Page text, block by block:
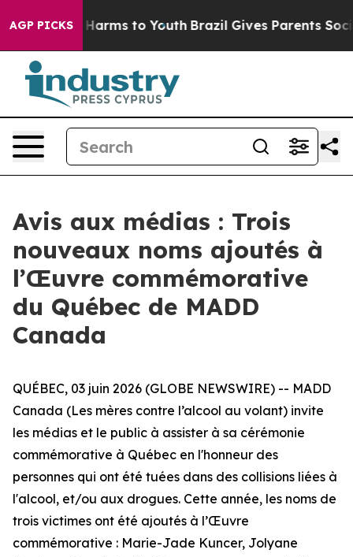
AGP PICKS
Abate Harms to Youth Brazil Gives Parents Social
Avis aux médias : Trois
nouveaux noms ajoutés à
l’Œuvre commémorative
du Québec de MADD
Canada
QUÉBEC, 03 juin 2026 (GLOBE NEWSWIRE) -- MADD
Canada (Les mères contre l’alcool au volant) invite
les médias et le public à assister à sa cérémonie
commémorative à Québec en l'honneur des
personnes qui ont été tuées dans des collisions liées à
l'alcool, et/ou aux drogues. Cette année, les noms de
trois victimes ont été ajoutés à l’Œuvre
commémorative : Marie-Jade Kuncer, Jolyane